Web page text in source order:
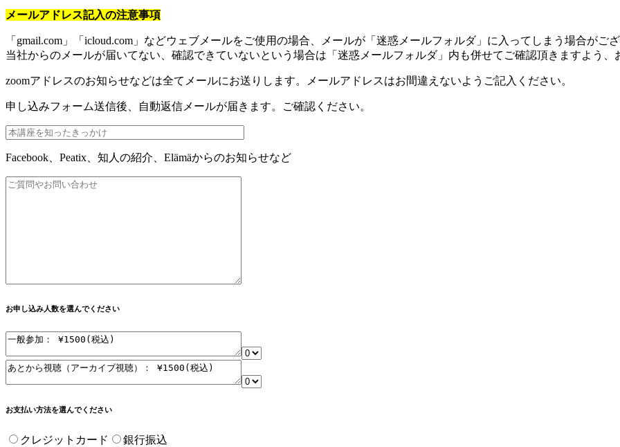
メールアドレス記入の注意事項
「gmail.com」「icloud.com」などウェブメールをご使用の場合、メールが「迷惑メールフォルダ」に入ってしまう場合がご
当社からのメールが届いてない、確認できていないという場合は「迷惑メールフォルダ」内も併せてご確認頂きますよう、
zoomアドレスのお知らせなどは全てメールにお送りします。メールアドレスはお間違えないようご記入ください。
申し込みフォーム送信後、自動返信メールが届きます。ご確認ください。
Facebook、Peatix、知人の紹介、Elämäからのお知らせなど
お申し込み人数を選んでください
お支払い方法を選んでください
クレジットカード 銀行振込